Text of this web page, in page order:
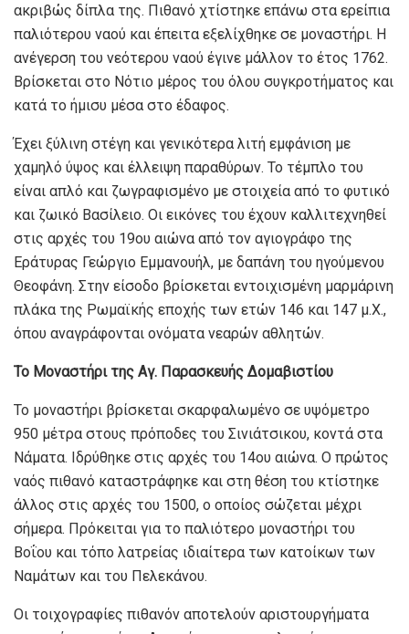
ακριβώς δίπλα της. Πιθανό χτίστηκε επάνω στα ερείπια
παλιότερου ναού και έπειτα εξελίχθηκε σε μοναστήρι. Η
ανέγερση του νεότερου ναού έγινε μάλλον το έτος 1762.
Βρίσκεται στο Νότιο μέρος του όλου συγκροτήματος και
κατά το ήμισυ μέσα στο έδαφος.
Έχει ξύλινη στέγη και γενικότερα λιτή εμφάνιση με
χαμηλό ύψος και έλλειψη παραθύρων. Το τέμπλο του
είναι απλό και ζωγραφισμένο με στοιχεία από το φυτικό
και ζωικό Βασίλειο. Οι εικόνες του έχουν καλλιτεχνηθεί
στις αρχές του 19ου αιώνα από τον αγιογράφο της
Εράτυρας Γεώργιο Εμμανουήλ, με δαπάνη του ηγούμενου
Θεοφάνη. Στην είσοδο βρίσκεται εντοιχισμένη μαρμάρινη
πλάκα της Ρωμαϊκής εποχής των ετών 146 και 147 μ.Χ.,
όπου αναγράφονται ονόματα νεαρών αθλητών.
Το Μοναστήρι της Αγ. Παρασκευής Δομαβιστίου
Το μοναστήρι βρίσκεται σκαρφαλωμένο σε υψόμετρο
950 μέτρα στους πρόποδες του Σινιάτσικου, κοντά στα
Νάματα. Ιδρύθηκε στις αρχές του 14ου αιώνα. Ο πρώτος
ναός πιθανό καταστράφηκε και στη θέση του κτίστηκε
άλλος στις αρχές του 1500, ο οποίος σώζεται μέχρι
σήμερα. Πρόκειται για το παλιότερο μοναστήρι του
Βοΐου και τόπο λατρείας ιδιαίτερα των κατοίκων των
Ναμάτων και του Πελεκάνου.
Οι τοιχογραφίες πιθανόν αποτελούν αριστουργήματα